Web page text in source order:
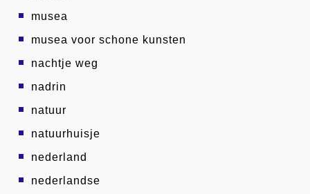
musea
musea voor schone kunsten
nachtje weg
nadrin
natuur
natuurhuisje
nederland
nederlandse